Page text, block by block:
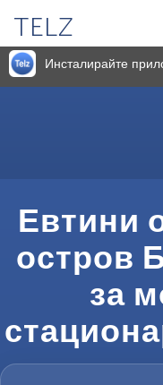
TELZ
Инсталирайте
Евтини
остров
за